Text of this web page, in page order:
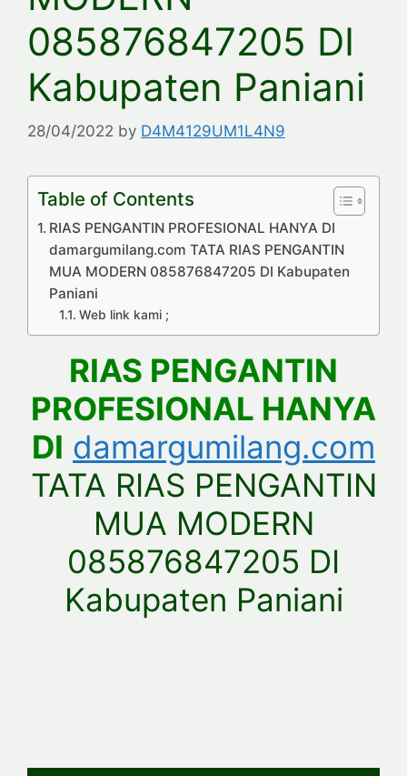
085876847205 DI
Kabupaten Paniani
28/04/2022 by D4M4129UM1L4N9
Table of Contents
RIAS PENGANTIN PROFESIONAL HANYA DI
damargumilang.com TATA RIAS PENGANTIN
MUA MODERN 085876847205 DI Kabupaten
Paniani
Web link kami ;
RIAS PENGANTIN
PROFESIONAL HANYA
DI damargumilang.com
TATA RIAS PENGANTIN
MUA MODERN
085876847205 DI
Kabupaten Paniani